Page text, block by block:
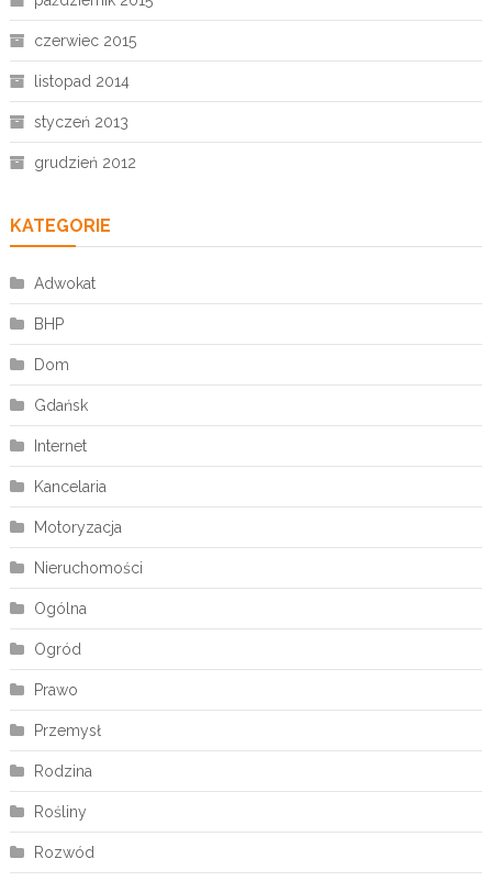
czerwiec 2015
listopad 2014
styczeń 2013
grudzień 2012
KATEGORIE
Adwokat
BHP
Dom
Gdańsk
Internet
Kancelaria
Motoryzacja
Nieruchomości
Ogólna
Ogród
Prawo
Przemysł
Rodzina
Rośliny
Rozwód